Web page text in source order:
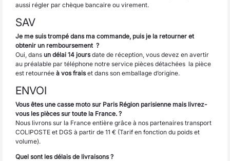
aussi régler par chèque bancaire ou virement.
SAV
Je me suis trompé dans ma commande, puis je la retourner et
obtenir un remboursement ?
Oui, dans un délai 14 joursdate de réception, vous devez en avertir
au préalable par téléphone notre service pièces détachées la pièce
est retournée à vos fraiset dans son emballage d’origine.
ENVOI
Vous êtes une casse moto sur Paris Région parisienne mais livrez-
vous les pièces sur toute la France. ?
Nous livrons sur la France entière grâce à nos partenaires transport
COLIPOSTE et DGS à partir de 11 € (Tarif en fonction du poids et
volume).
Quel sont les délais de livraisons ?